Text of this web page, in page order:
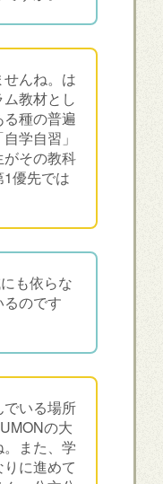
んね。は
教材とし
種の普遍
学自習」
その教科
優先では
も依らな
のです
いる場所
の大
また、学
に進めて